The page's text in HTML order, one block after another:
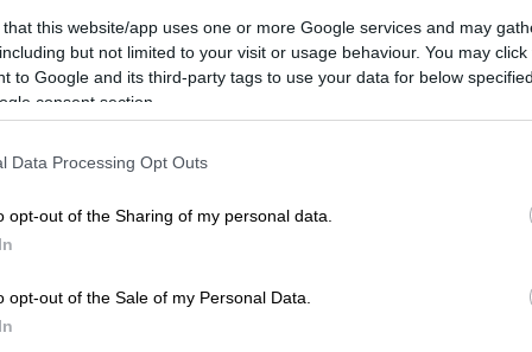
that this website/app uses one or more Google services and may
but not limited to your visit or usage behaviour. You may
to Google and its third-party tags to use your data for below
consent section.
Data Processing Opt Outs
opt-out of the Sharing of my personal data.
opt-out of the Sale of my Personal Data.
φωνάζοντας συνθήματα εναντίον
συλλαμβάνονται μετά από εκκλήσεις για